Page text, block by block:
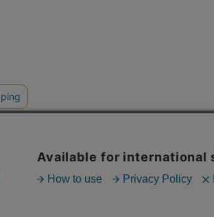
コーポレートサイト 採用サイト THE TOKYO
クッキーはサイト内の一部の機能および、サ